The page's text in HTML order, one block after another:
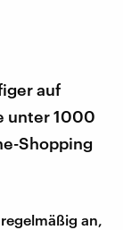
auf
unter 1000
Shopping
an,